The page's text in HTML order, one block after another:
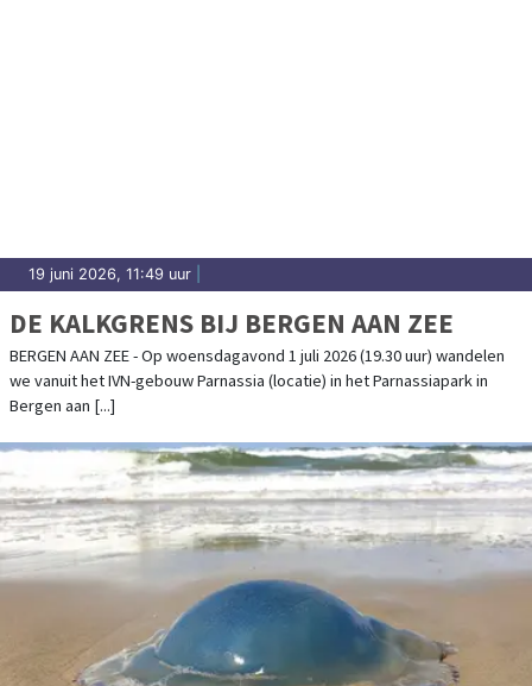
19 juni 2026, 11:49 uur
DE KALKGRENS BIJ BERGEN AAN ZEE
BERGEN AAN ZEE - Op woensdagavond 1 juli 2026 (19.30 uur) wandelen
we vanuit het IVN-gebouw Parnassia (locatie) in het Parnassiapark in
Bergen aan [...]